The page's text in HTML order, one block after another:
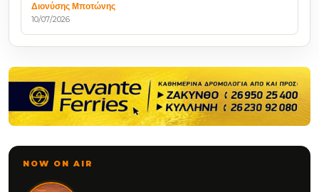
Διονύσης Μποτώνης
10/07/2026
NOW ON AIR